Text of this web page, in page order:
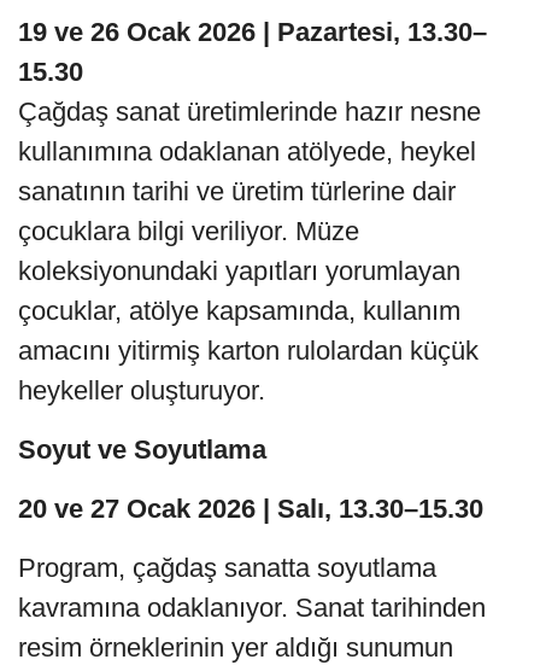
19 ve 26 Ocak 2026 | Pazartesi, 13.30–
15.30
Çağdaş sanat üretimlerinde hazır nesne
kullanımına odaklanan atölyede, heykel
sanatının tarihi ve üretim türlerine dair
çocuklara bilgi veriliyor. Müze
koleksiyonundaki yapıtları yorumlayan
çocuklar, atölye kapsamında, kullanım
amacını yitirmiş karton rulolardan küçük
heykeller oluşturuyor.
Soyut ve Soyutlama
20 ve 27 Ocak 2026 | Salı, 13.30–15.30
Program, çağdaş sanatta soyutlama
kavramına odaklanıyor. Sanat tarihinden
resim örneklerinin yer aldığı sunumun